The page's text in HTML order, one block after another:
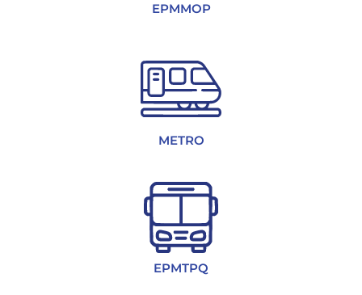
EPMMOP
METRO
EPMTPQ